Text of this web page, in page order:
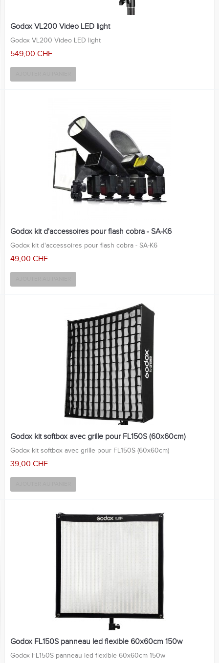
Godox VL200 Video LED light
Godox VL200 Video LED light
549,00 CHF
Godox kit d'accessoires pour flash cobra - SA-K6
Godox kit d'accessoires pour flash cobra - SA-K6
49,00 CHF
Godox kit softbox avec grille pour FL150S (60x60cm)
Godox kit softbox avec grille pour FL150S (60x60cm)
39,00 CHF
Godox FL150S panneau led flexible 60x60cm 150w
Godox FL150S panneau led flexible 60x60cm 150w